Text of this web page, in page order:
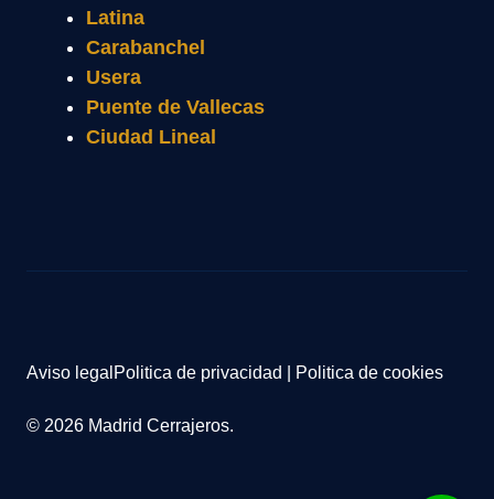
Latina
Carabanchel
Usera
Puente de Vallecas
Ciudad Lineal
© 2026 Madrid Cerrajeros.
Aviso legal Politica de privacidad Politica de cookies